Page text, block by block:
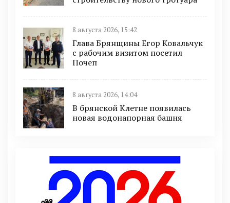
8 августа 2026, 15:42
Глава Брянщины Егор Ковальчук
с рабочим визитом посетил
Почеп
8 августа 2026, 14:04
В брянской Клетне появилась
новая водонапорная башня